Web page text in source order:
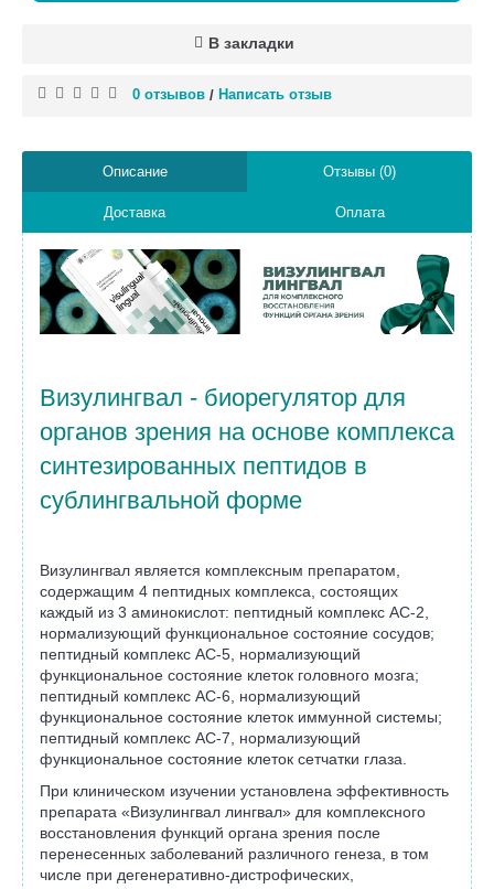
В закладки
0 отзывов / Написать отзыв
Описание Отзывы (0)
Доставка Оплата
Визулингвал - биорегулятор для
органов зрения на основе комплекса
синтезированных пептидов в
сублингвальной форме
Визулингвал является комплексным препаратом,
содержащим 4 пептидных комплекса, состоящих
каждый из 3 аминокислот: пептидный комплекс АС-2,
нормализующий функциональное состояние сосудов;
пептидный комплекс АС-5, нормализующий
функциональное состояние клеток головного мозга;
пептидный комплекс АС-6, нормализующий
функциональное состояние клеток иммунной системы;
пептидный комплекс АС-7, нормализующий
функциональное состояние клеток сетчатки глаза.
При клиническом изучении установлена эффективность
препарата «Визулингвал лингвал» для комплексного
восстановления функций органа зрения после
перенесенных заболеваний различного генеза, в том
числе при дегенеративно-дистрофических,